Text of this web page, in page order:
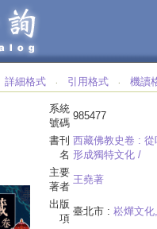
詳細格式 ‧ 引用格式 ‧ 機讀
系統
號碼
985477
書刊
名
西藏佛教史卷 : 從
形成獨特文化 /
主要
著者
王堯著
出版
項
臺北市 : 崧燁文化,